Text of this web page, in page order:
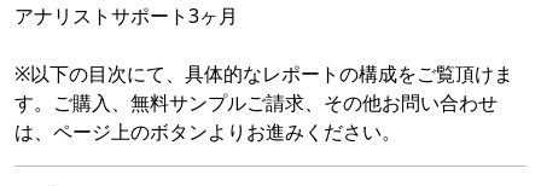
アナリストサポート3ヶ月
※以下の目次にて、具体的なレポートの構成をご覧頂けま
す。ご購入、無料サンプルご請求、その他お問い合わせ
は、ページ上のボタンよりお進みください。